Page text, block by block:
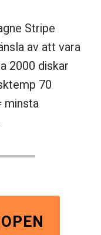
Stripe
av att vara
2000 diskar
70
minsta